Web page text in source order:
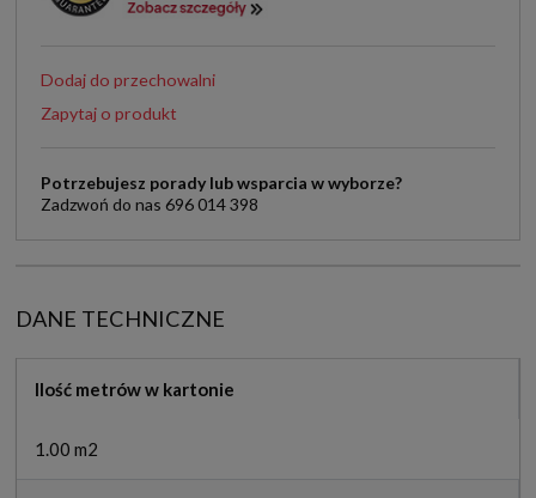
Dodaj do przechowalni
Zapytaj o produkt
Potrzebujesz porady lub wsparcia w wyborze?
Zadzwoń do nas 696 014 398
DANE TECHNICZNE
Ilość metrów w kartonie
1.00 m2